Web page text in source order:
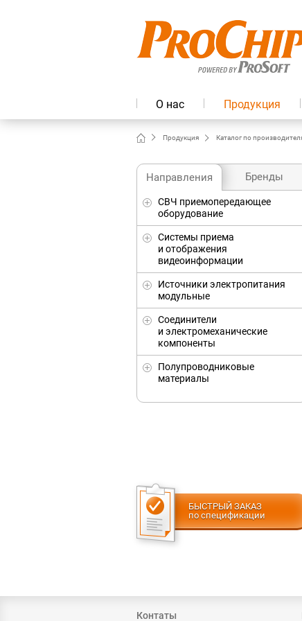
О нас Продукция
Продукция Каталог по
Направления Бренды
СВЧ приемопередающее
оборудование
Системы приема
и отображения
видеоинформации
Источники электропитания
модульные
Соединители
и электромеханические
компоненты
Полупроводниковые
материалы
БЫСТРЫЙ ЗАКАЗ
по спецификации
Контаты